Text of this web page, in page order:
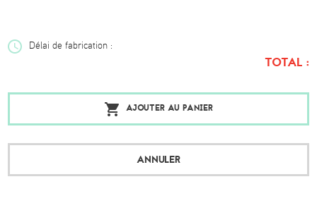
Délai de fabrication :
TOTAL :
ANNULER
AJOUTER AU PANIER